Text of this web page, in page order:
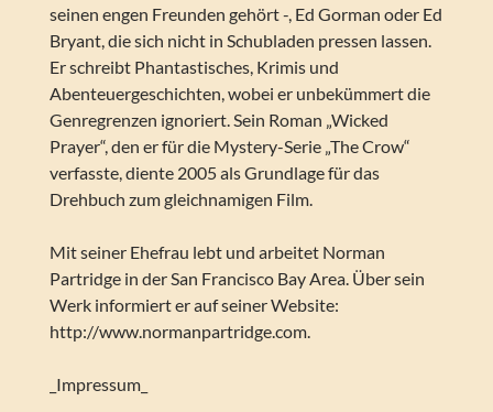
seinen engen Freunden gehört -, Ed Gorman oder Ed
Bryant, die sich nicht in Schubladen pressen lassen.
Er schreibt Phantastisches, Krimis und
Abenteuergeschichten, wobei er unbekümmert die
Genregrenzen ignoriert. Sein Roman „Wicked
Prayer“, den er für die Mystery-Serie „The Crow“
verfasste, diente 2005 als Grundlage für das
Drehbuch zum gleichnamigen Film.
Mit seiner Ehefrau lebt und arbeitet Norman
Partridge in der San Francisco Bay Area. Über sein
Werk informiert er auf seiner Website:
http://www.normanpartridge.com.
_Impressum_